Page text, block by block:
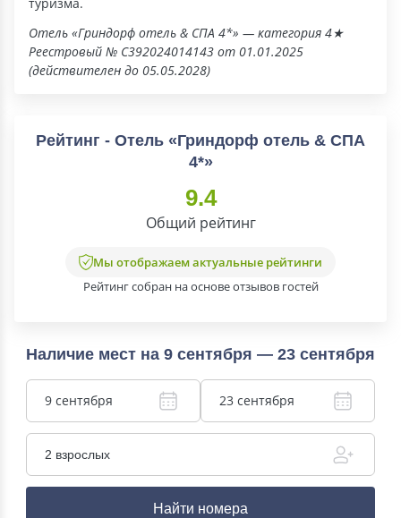
Отель «Гриндорф отель & СПА 4*» — категория 4★
Реестровый № С392024014143 от 01.01.2025
(действителен до 05.05.2028)
Рейтинг - Отель «Гриндорф отель & СПА
4*»
9.4
Общий рейтинг
Мы отображаем актуальные рейтинги
Рейтинг собран на основе отзывов гостей
Наличие мест на 9 сентября — 23 сентября
9 сентября 23 сентября
2 взрослых
Найти номера